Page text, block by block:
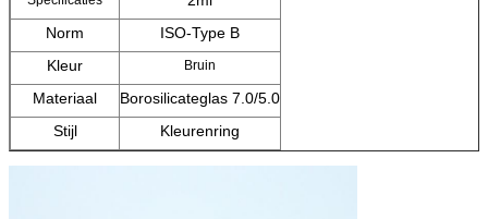
Norm
ISO-Type B
Kleur
Bruin
Materiaal
Borosilicateglas 7.0/5.0
Stijl
Kleurenring